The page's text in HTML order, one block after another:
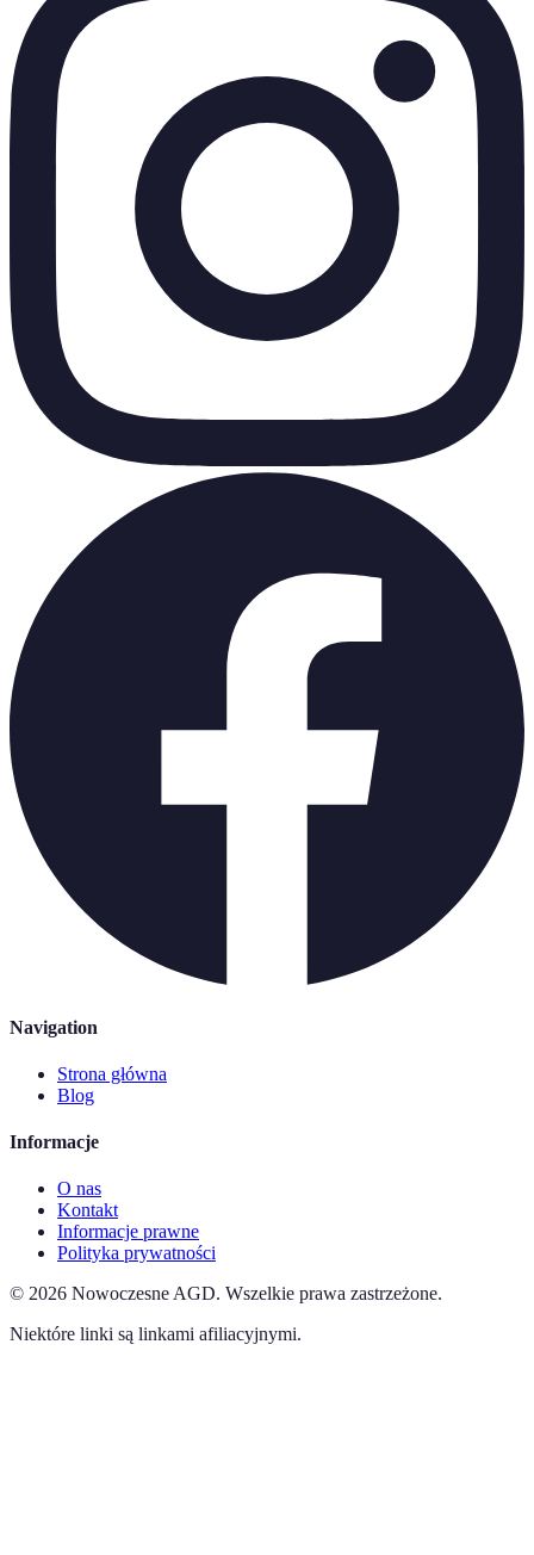
Navigation
Strona główna
Blog
Informacje
O nas
Kontakt
Informacje prawne
Polityka prywatności
© 2026 Nowoczesne AGD. Wszelkie prawa zastrzeżone.
Niektóre linki są linkami afiliacyjnymi.